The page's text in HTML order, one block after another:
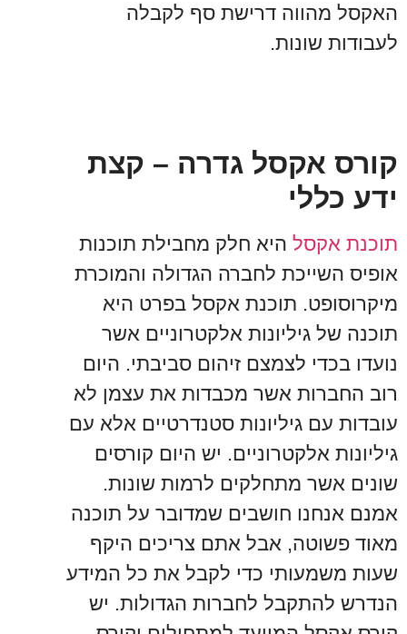
האקסל מהווה דרישת סף לקבלה
לעבודות שונות.
קורס אקסל גדרה – קצת
ידע כללי
תוכנת אקסל היא חלק מחבילת תוכנות
אופיס השייכת לחברה הגדולה והמוכרת
מיקרוסופט. תוכנת אקסל בפרט היא
תוכנה של גיליונות אלקטרוניים אשר
נועדו בכדי לצמצם זיהום סביבתי. היום
רוב החברות אשר מכבדות את עצמן לא
עובדות עם גיליונות סטנדרטיים אלא עם
גיליונות אלקטרוניים. יש היום קורסים
שונים אשר מתחלקים לרמות שונות.
אמנם אנחנו חושבים שמדובר על תוכנה
מאוד פשוטה, אבל אתם צריכים היקף
שעות משמעותי כדי לקבל את כל המידע
הנדרש להתקבל לחברות הגדולות. יש